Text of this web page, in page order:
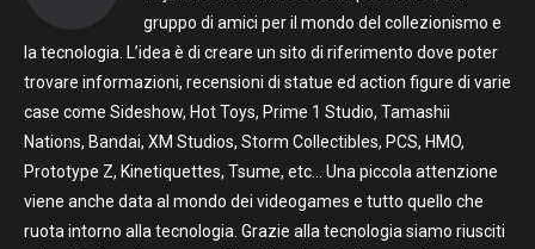
gruppo di amici per il mondo del collezionismo e
la tecnologia. L’idea è di creare un sito di riferimento dove poter
trovare informazioni, recensioni di statue ed action figure di varie
case come Sideshow, Hot Toys, Prime 1 Studio, Tamashii
Nations, Bandai, XM Studios, Storm Collectibles, PCS, HMO,
Prototype Z, Kinetiquettes, Tsume, etc… Una piccola attenzione
viene anche data al mondo dei videogames e tutto quello che
ruota intorno alla tecnologia. Grazie alla tecnologia siamo riusciti